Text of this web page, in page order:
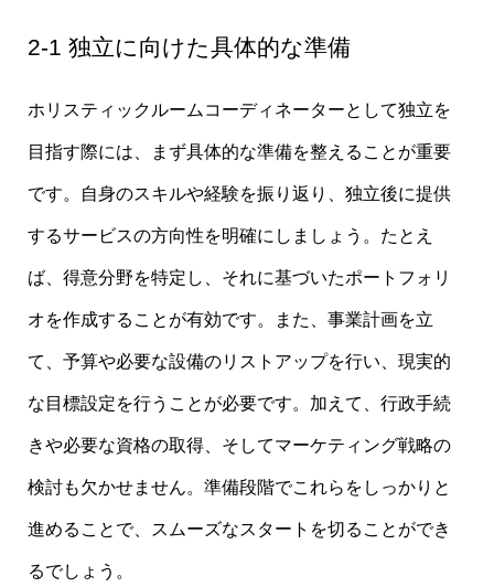
2-1 独立に向けた具体的な準備
ホリスティックルームコーディネーターとして独立を
目指す際には、まず具体的な準備を整えることが重要
です。自身のスキルや経験を振り返り、独立後に提供
するサービスの方向性を明確にしましょう。たとえ
ば、得意分野を特定し、それに基づいたポートフォリ
オを作成することが有効です。また、事業計画を立
て、予算や必要な設備のリストアップを行い、現実的
な目標設定を行うことが必要です。加えて、行政手続
きや必要な資格の取得、そしてマーケティング戦略の
検討も欠かせません。準備段階でこれらをしっかりと
進めることで、スムーズなスタートを切ることができ
るでしょう。